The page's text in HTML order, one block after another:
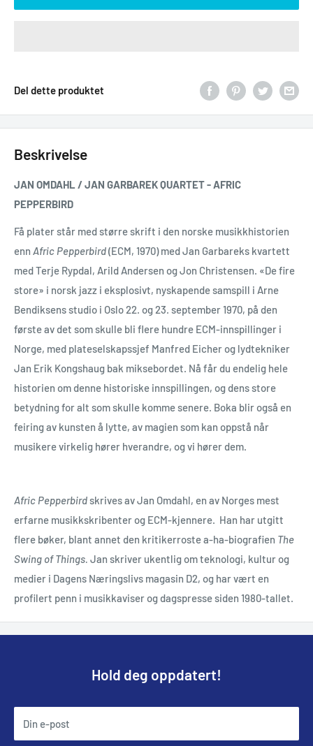
Del dette produktet
Beskrivelse
JAN OMDAHL / JAN GARBAREK QUARTET - AFRIC
PEPPERBIRD
Få plater står med større skrift i den norske musikkhistorien
enn Afric Pepperbird(ECM, 1970) med Jan Garbareks kvartett
med Terje Rypdal, Arild Andersen og Jon Christensen. «De fire
store» i norsk jazz i eksplosivt, nyskapende samspill i Arne
Bendiksens studio i Oslo 22. og 23. september 1970, på den
første av det som skulle bli flere hundre ECM-innspillinger i
Norge, med plateselskapssjef Manfred Eicher og lydtekniker
Jan Erik Kongshaug bak miksebordet. Nå får du endelig hele
historien om denne historiske innspillingen, og dens store
betydning for alt som skulle komme senere. Boka blir også en
feiring av kunsten å lytte, av magien som kan oppstå når
musikere virkelig hører hverandre, og vi hører dem.
Afric Pepperbirdskrives av Jan Omdahl, en av Norges mest
erfarne musikkskribenter og ECM-kjennere. Han har utgitt
flere bøker, blant annet den kritikerroste a-ha-biografien The
Swing of Things. Jan skriver ukentlig om teknologi, kultur og
medier i Dagens Næringslivs magasin D2, og har vært en
profilert penn i musikkaviser og dagspresse siden 1980-tallet.
Hold deg oppdatert!
Din e-post